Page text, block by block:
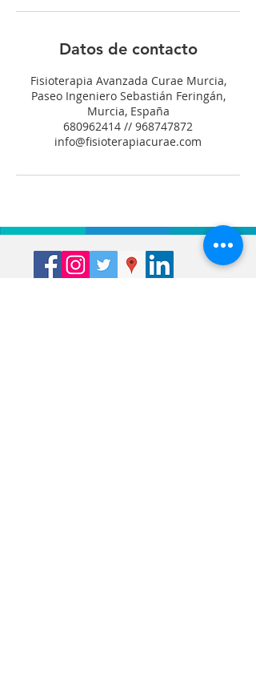
Datos de contacto
Fisioterapia Avanzada Curae Murcia,
Paseo Ingeniero Sebastián Feringán,
Murcia, España
680962414 // 968747872
info@fisioterapiacurae.com